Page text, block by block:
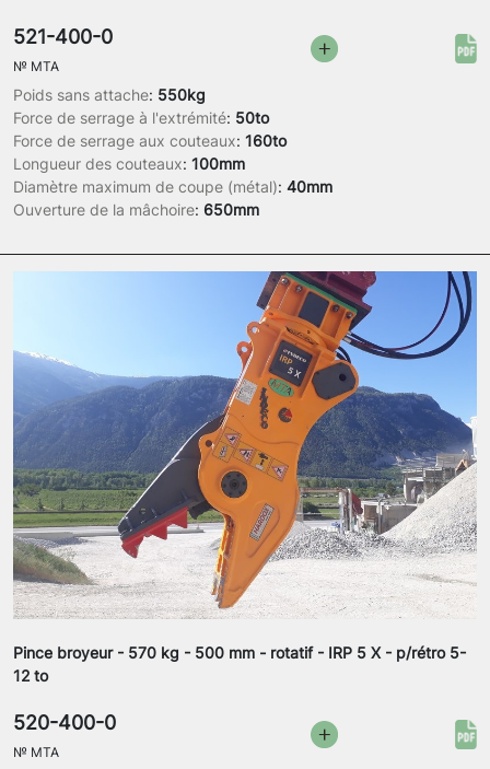
Poids sans attache: 550kg
Force de serrage à l'extrémité: 50to
Force de serrage aux couteaux: 160to
Longueur des couteaux: 100mm
Diamètre maximum de coupe (métal): 40mm
Ouverture de la mâchoire: 650mm
521-400-0
№ MTA
Pince broyeur - 570 kg - 500 mm - rotatif - IRP 5 X - p/rétro 5-
12 to
520-400-0
№ MTA